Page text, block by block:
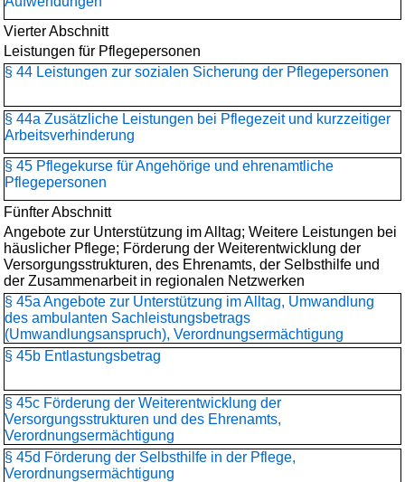
Vierter Abschnitt
Leistungen für Pflegepersonen
§ 44 Leistungen zur sozialen Sicherung der Pflegepersonen
§ 44a Zusätzliche Leistungen bei Pflegezeit und kurzzeitiger
Arbeitsverhinderung
§ 45 Pflegekurse für Angehörige und ehrenamtliche
Pflegepersonen
Fünfter Abschnitt
Angebote zur Unterstützung im Alltag; Weitere Leistungen bei
häuslicher Pflege; Förderung der Weiterentwicklung der
Versorgungsstrukturen, des Ehrenamts, der Selbsthilfe und
der Zusammenarbeit in regionalen Netzwerken
§ 45a Angebote zur Unterstützung im Alltag, Umwandlung
des ambulanten Sachleistungsbetrags
(Umwandlungsanspruch), Verordnungsermächtigung
§ 45b Entlastungsbetrag
§ 45c Förderung der Weiterentwicklung der
Versorgungsstrukturen und des Ehrenamts,
Verordnungsermächtigung
§ 45d Förderung der Selbsthilfe in der Pflege,
Verordnungsermächtigung